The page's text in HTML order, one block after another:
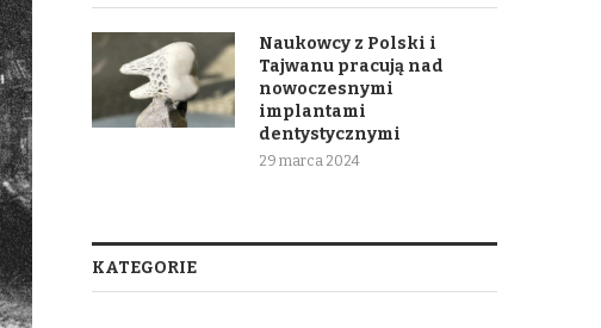
Naukowcy z Polski i
Tajwanu pracują nad
nowoczesnymi
implantami
dentystycznymi
29 marca 2024
KATEGORIE